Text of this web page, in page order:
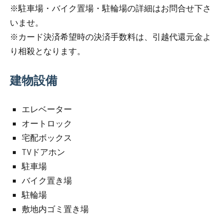
※駐車場・バイク置場・駐輪場の詳細はお問合せ下さ
いませ。
※カード決済希望時の決済手数料は、引越代還元金よ
り相殺となります。
建物設備
エレベーター
オートロック
宅配ボックス
TVドアホン
駐車場
バイク置き場
駐輪場
敷地内ゴミ置き場